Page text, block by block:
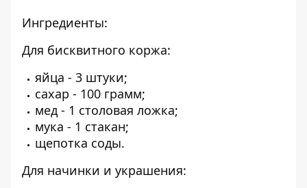
Ингредиенты:
Для бисквитного коржа:
яйца - 3 штуки;
сахар - 100 грамм;
мед - 1 столовая ложка;
мука - 1 стакан;
щепотка соды.
Для начинки и украшения: